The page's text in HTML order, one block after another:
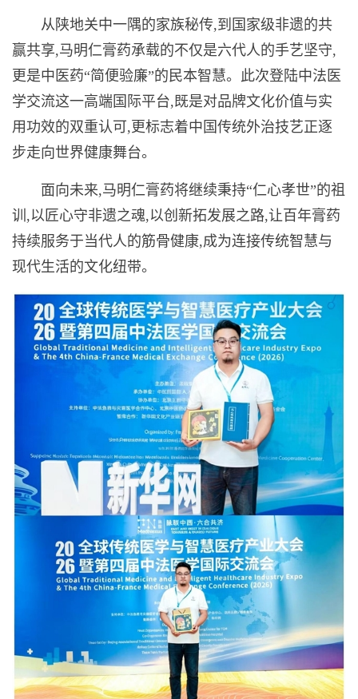
从陕地关中一隅的家族秘传,到国家级非遗的共
赢共享,马明仁膏药承载的不仅是六代人的手艺坚守,
更是中医药“简便验廉”的民本智慧。此次登陆中法医
学交流这一高端国际平台,既是对品牌文化价值与实
用功效的双重认可,更标志着中国传统外治技艺正逐
步走向世界健康舞台。
面向未来,马明仁膏药将继续秉持“仁心孝世”的祖
训,以匠心守非遗之魂,以创新拓发展之路,让百年膏药
持续服务于当代人的筋骨健康,成为连接传统智慧与
现代生活的文化纽带。